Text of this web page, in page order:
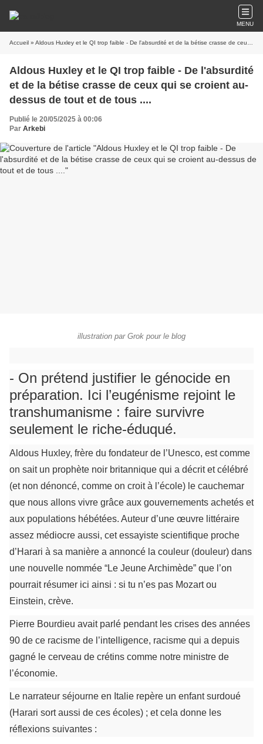
MENU
Accueil » Aldous Huxley et le QI trop faible - De l'absurdité et de la bétise crasse de ceux qui se croient au-dessus de tout et de tous ....
Aldous Huxley et le QI trop faible - De l'absurdité
et de la bétise crasse de ceux qui se croient au-
dessus de tout et de tous ....
Publié le 20/05/2025 à 00:06
Par Arkebi
illustration par Grok pour le blog
- On prétend justifier le génocide en
préparation. Ici l’eugénisme rejoint le
transhumanisme : faire survivre
seulement le riche-éduqué.
Aldous Huxley, frère du fondateur de l’Unesco, est comme
on sait un prophète noir britannique qui a décrit et célébré
(et non dénoncé, comme on croit à l’école) le cauchemar
que nous allons vivre grâce aux gouvernements achetés et
aux populations hébétées. Auteur d’une œuvre littéraire
assez médiocre aussi, cet essayiste scientifique proche
d’Harari à sa manière a annoncé la couleur (douleur) dans
une nouvelle nommée “Le Jeune Archimède” que l’on
pourrait résumer ici ainsi : si tu n’es pas Mozart ou
Einstein, crève.
Pierre Bourdieu avait parlé pendant les crises des années
90 de ce racisme de l’intelligence, racisme qui a depuis
gagné le cerveau de crétins comme notre ministre de
l’économie.
Le narrateur séjourne en Italie repère un enfant surdoué
(Harari sort aussi de ces écoles) ; et cela donne les
réflexions suivantes :